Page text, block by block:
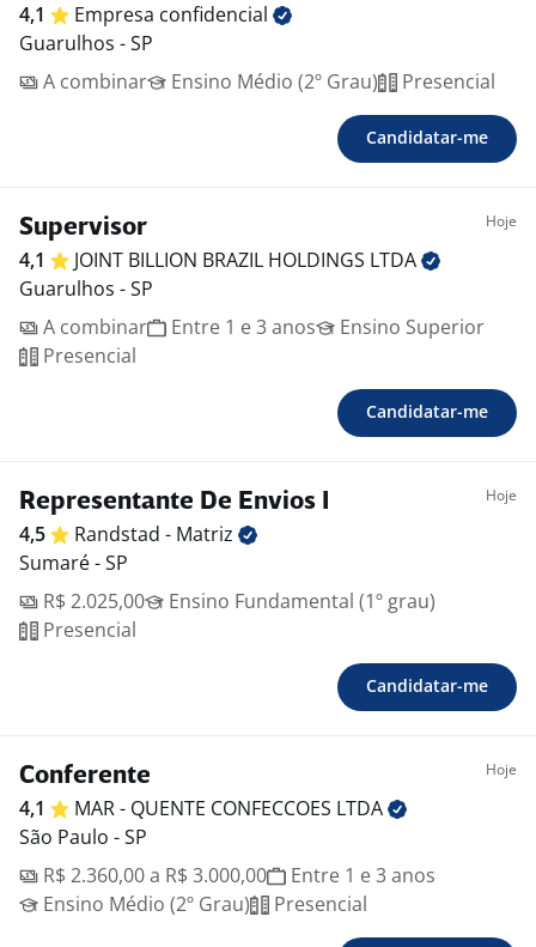
4,1 Empresa confidencial
Guarulhos - SP
A combinar
Ensino Médio (2º Grau) Presencial
Candidatar-me
Supervisor Hoje
4,1 JOINT BILLION BRAZIL HOLDINGS LTDA
Guarulhos - SP
A combinar
Entre 1 e 3 anos
Ensino Superior
Presencial
Candidatar-me
Representante De Envios I Hoje
4,5 Randstad - Matriz
Sumaré - SP
R$ 2.025,00
Ensino Fundamental (1º grau)
Presencial
Candidatar-me
Conferente Hoje
4,1 MAR - QUENTE CONFECCOES LTDA
São Paulo - SP
R$ 2.360,00 a R$ 3.000,00
Entre 1 e 3 anos
Ensino Médio (2º Grau)
Presencial